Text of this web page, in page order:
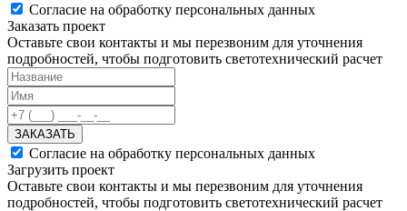
Согласие на обработку персональных данных
Заказать проект
Оставьте свои контакты и мы перезвоним для уточнения
подробностей, чтобы подготовить светотехнический расчет
ЗАКАЗАТЬ
Согласие на обработку персональных данных
Загрузить проект
Оставьте свои контакты и мы перезвоним для уточнения
подробностей, чтобы подготовить светотехнический расчет